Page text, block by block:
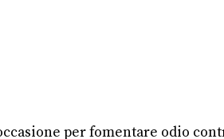
per fomentare odio